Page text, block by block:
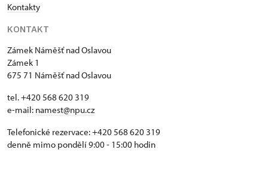
Kontakty
KONTAKT
Zámek Náměšť nad Oslavou
Zámek 1
675 71 Náměšť nad Oslavou
tel. +420 568 620 319
e-mail: namest@npu.cz
Telefonické rezervace: +420 568 620 319
denně mimo pondělí 9:00 - 15:00 hodin